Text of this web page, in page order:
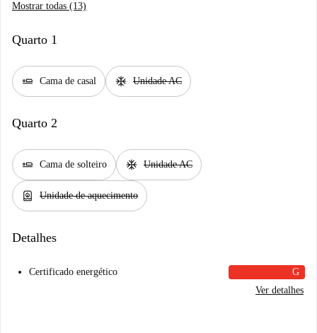
Mostrar todas (13)
Quarto 1
airline_seat_flat Cama de casal ac_unit Unidade AC
Quarto 2
airline_seat_flat Cama de solteiro ac_unit Unidade AC
water_heater Unidade de aquecimento
Detalhes
Certificado energético
G
Ver detalhes